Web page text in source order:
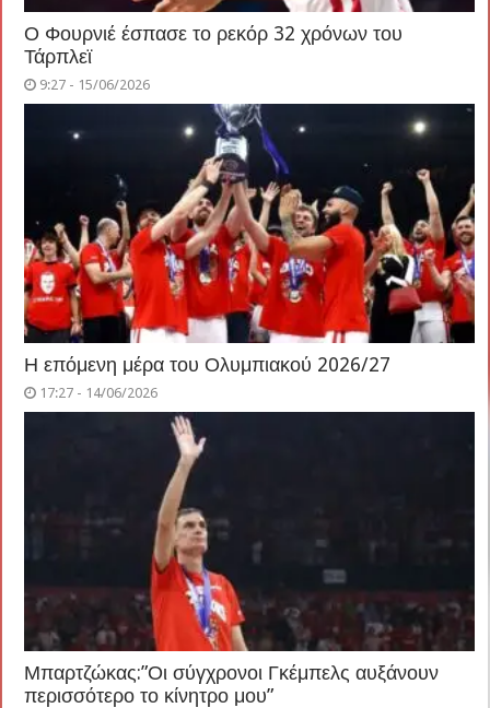
Ο Φουρνιέ έσπασε το ρεκόρ 32 χρόνων του
Τάρπλεϊ
9:27 - 15/06/2026
Η επόμενη μέρα του Ολυμπιακού 2026/27
17:27 - 14/06/2026
Μπαρτζώκας:”Οι σύγχρονοι Γκέμπελς αυξάνουν
περισσότερο το κίνητρο μου”